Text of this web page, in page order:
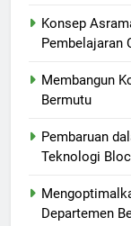
Konsep
Pembelajaran
Membangun
Bermutu
Pembaruan
Teknologi
Departemen